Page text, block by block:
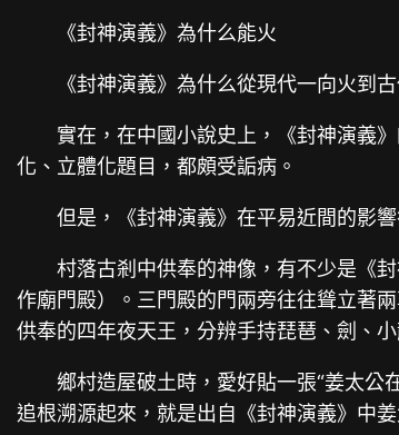
《封神演義》為什么能火
《封神演義》為什么從現代一向火到古
實在，在中國小說史上，《封神演義
化、立體化題目，都頗受詬病。
但是，《封神演義》在平易近間的影
村落古剎中供奉的神像，有不少是《
作廟門殿）。三門殿的門兩旁往往聳立著
供奉的四年夜天王，分辨手持琵琶、劍、
鄉村造屋破土時，愛好貼一張“姜太公
追根溯源起來，就是出自《封神演義》中